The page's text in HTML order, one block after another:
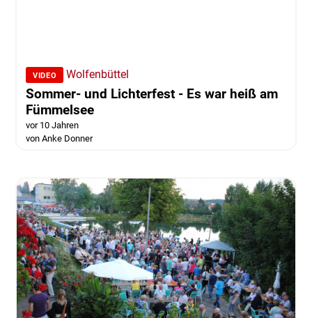
VIDEO Wolfenbüttel
Sommer- und Lichterfest - Es war heiß am
Fümmelsee
vor 10 Jahren
von Anke Donner